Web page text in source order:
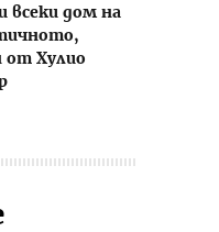
всеки дом на
от Хулио